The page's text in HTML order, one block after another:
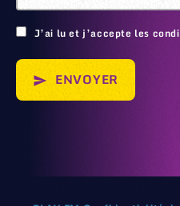
J’ai lu et j’accepte les
send ENVOYER